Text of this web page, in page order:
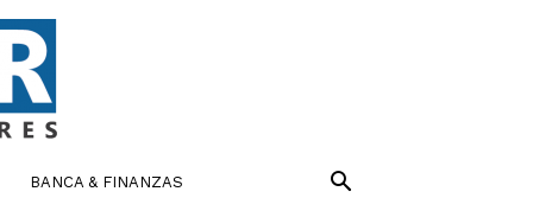
BANCA & FINANZAS